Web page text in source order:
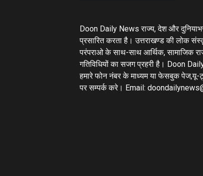
Doon Daily News राज्य, देश और
प्रसारित करता है। उत्तराखण्ड की लोक
परंपराओ के साथ-साथ आर्थिक, सामाजिक
गतिविधियों का सजग प्रहरी है। Doon
हमारे फोन नंबर के माध्यम या फेसबुक पेज,यू-
पर सम्पर्क करे। Email: